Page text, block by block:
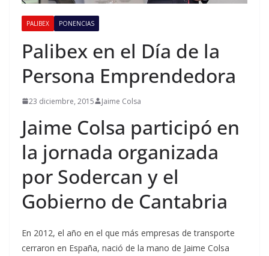
PALIBEX PONENCIAS
Palibex en el Día de la
Persona Emprendedora
23 diciembre, 2015 Jaime Colsa
Jaime Colsa participó en
la jornada organizada
por Sodercan y el
Gobierno de Cantabria
En 2012, el año en el que más empresas de transporte
cerraron en España, nació de la mano de Jaime Colsa